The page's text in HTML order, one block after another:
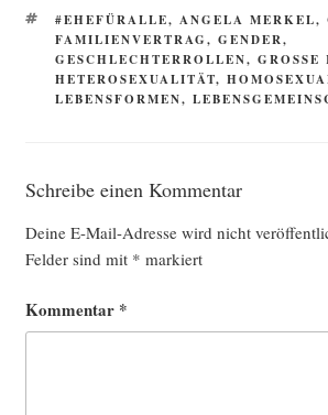
SCHLAGWÖRTER
#EHEFÜRALLE, ANGELA MERKEL,
FAMILIENVERTRAG, GENDER,
GESCHLECHTERROLLEN, GROSSE
HETEROSEXUALITÄT,
LEBENSFORMEN,
Schreibe einen Kommentar
Deine E-Mail-Adresse wird nicht
Felder sind mit * markiert
Kommentar *